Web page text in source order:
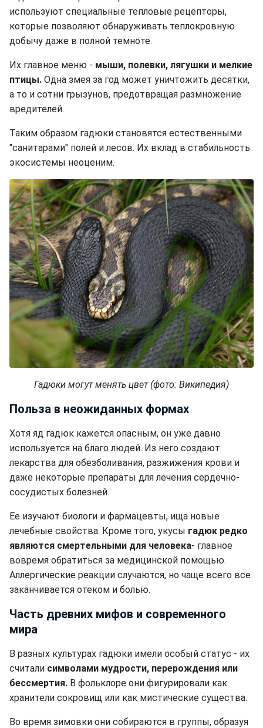
используют специальные тепловые рецепторы,
которые позволяют обнаруживать теплокровную
добычу даже в полной темноте.
Их главное меню - мыши, полевки, лягушки и мелкие
птицы. Одна змея за год может уничтожить десятки,
а то и сотни грызунов, предотвращая размножение
вредителей.
Таким образом гадюки становятся естественными
"санитарами" полей и лесов. Их вклад в стабильность
экосистемы неоценим.
Гадюки могут менять цвет (фото: Википедия)
Польза в неожиданных формах
Хотя яд гадюк кажется опасным, он уже давно
используется на благо людей. Из него создают
лекарства для обезболивания, разжижения крови и
даже некоторые препараты для лечения сердечно-
сосудистых болезней.
Ее изучают биологи и фармацевты, ища новые
лечебные свойства. Кроме того, укусы гадюк редко
являются смертельными для человека- главное
вовремя обратиться за медицинской помощью.
Аллергические реакции случаются, но чаще всего все
заканчивается отеком и болью.
Часть древних мифов и современного
мира
В разных культурах гадюки имели особый статус - их
считали символами мудрости, перерождения или
бессмертия. В фольклоре они фигурировали как
хранители сокровищ или как мистические существа.
Во время зимовки они собираются в группы, образуя